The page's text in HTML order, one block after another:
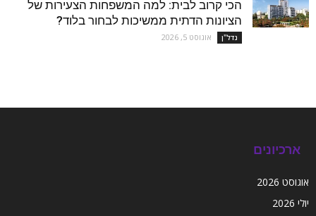
הכי קרוב לבית: למה המשפחות הצעירות של
הציונות הדתית ממשיכות לבחור בלוד?
נדל''ן אוגוסט 5, 2026
ארכיונים
אוגוסט 2026
יולי 2026